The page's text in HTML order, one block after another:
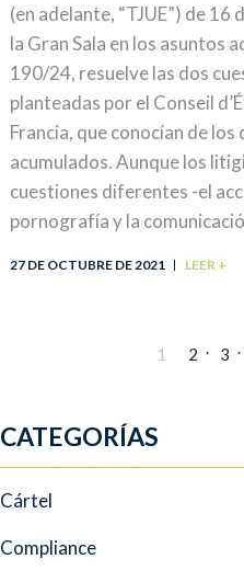
(en adelante, “TJUE”) de
la Gran Sala en los asuntos
190/24, resuelve las dos
planteadas por el Conseil
Francia, que conocían de
acumulados. Aunque los
cuestiones diferentes -el
pornografía y la
27 DE OCTUBRE DE 2021 LEER +
1 2 3
CATEGORÍAS
Cártel
Compliance